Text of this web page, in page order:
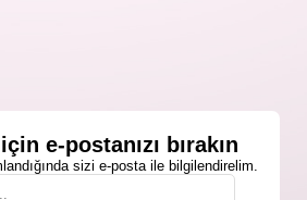
e-postanızı bırakın
sizi e-posta ile bilgilendirelim.